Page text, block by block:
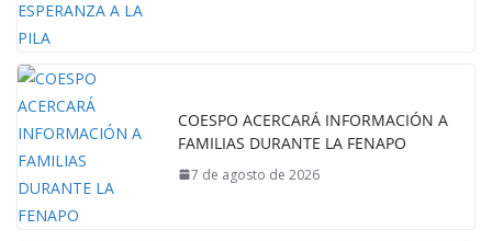
COESPO ACERCARÁ INFORMACIÓN A
FAMILIAS DURANTE LA FENAPO
7 de agosto de 2026